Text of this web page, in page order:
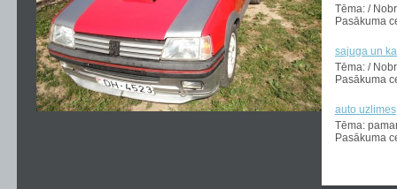
Tēma: /
Pasākuma
sajuga un
Tēma: /
Pasākuma
auto uzlimes
Tēma:
Pasākuma